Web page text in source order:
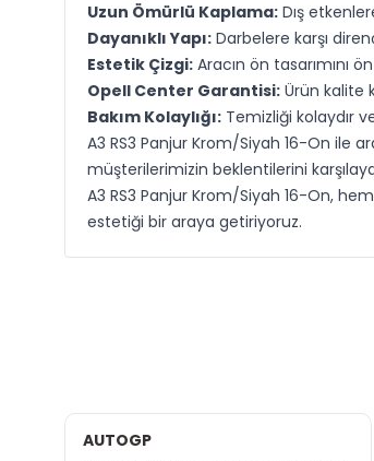
Uzun Ömürlü Kaplama:Dış
Dayanıklı Yapı:Darbelere karşı
Estetik Çizgi:Aracın ön tasarımını
Opell Center Garantisi:Ürün kalite
Bakım Kolaylığı:Temizliği kolaydır
A3 RS3 Panjur Krom/Siyah 16-On ile
müşterilerimizin beklentilerini
A3 RS3 Panjur Krom/Siyah 16-On,
estetiği bir araya getiriyoruz.
AUTOGP